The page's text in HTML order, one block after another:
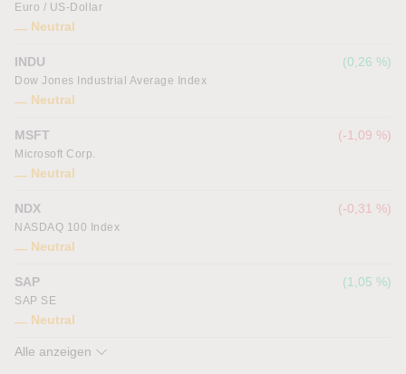
Euro / US-Dollar
Neutral
INDU 0,26 %
Dow Jones Industrial Average Index
Neutral
MSFT -1,09 %
Microsoft Corp.
Neutral
NDX -0,31 %
NASDAQ 100 Index
Neutral
SAP 1,05 %
SAP SE
Neutral
DAX -0,15 % MDAX
Alle anzeigen